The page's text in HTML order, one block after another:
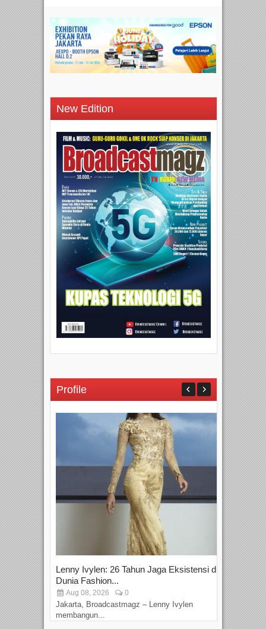
New Edition
Profile
Lenny Ivylen: 26 Tahun Jaga Eksistensi di
Dunia Fashion...
Aug 08, 2026 0
Jakarta, Broadcastmagz – Lenny Ivylen
membangun...